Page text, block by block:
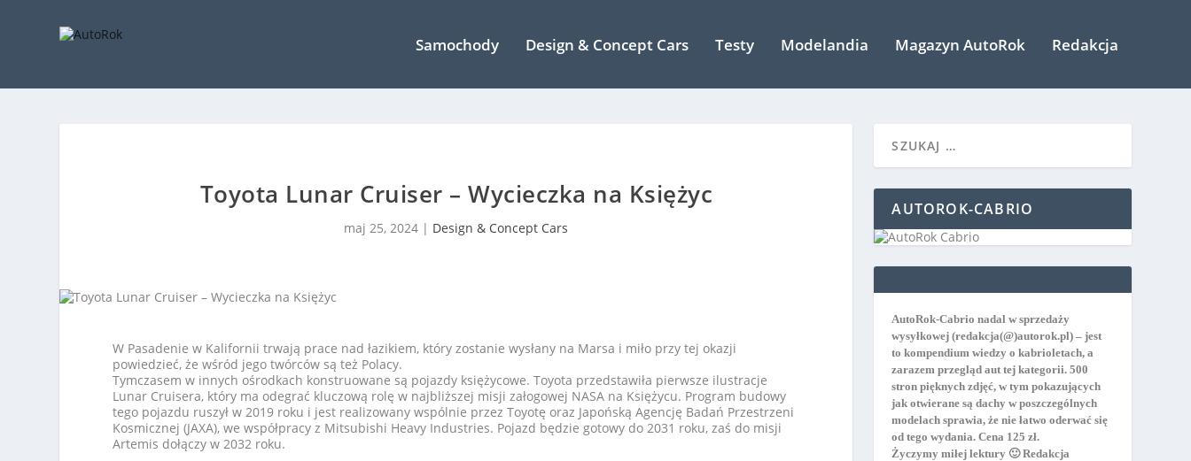
Samochody Design & Concept Cars Testy Modelandia Magazyn AutoRok Redakcja
Toyota Lunar Cruiser – Wycieczka na Księżyc
maj 25, 2024 | Design & Concept Cars
W Pasadenie w Kalifornii trwają prace nad łazikiem, który zostanie wysłany na Marsa i miło przy tej okazji
powiedzieć, że wśród jego twórców są też Polacy.
Tymczasem w innych ośrodkach konstruowane są pojazdy księżycowe. Toyota przedstawiła pierwsze ilustracje
Lunar Cruisera, który ma odegrać kluczową rolę w najbliższej misji załogowej NASA na Księżycu. Program budowy
tego pojazdu ruszył w 2019 roku i jest realizowany wspólnie przez Toyotę oraz Japońską Agencję Badań Przestrzeni
Kosmicznej (JAXA), we współpracy z Mitsubishi Heavy Industries. Pojazd będzie gotowy do 2031 roku, zaś do misji
Artemis dołączy w 2032 roku.
AUTOROK-CABRIO
AutoRok-Cabrio nadal w sprzedaży
wysyłkowej(redakcja(@)autorok.pl) – jest
to kompendium wiedzy o kabrioletach, a
zarazem przegląd aut tej kategorii. 500
stron pięknych zdjęć, w tym pokazujących
jak otwierane są dachy w poszczególnych
modelach sprawia, że nie łatwo oderwać się
od tego wydania. Cena 125 zł.
Życzymy miłej lektury 🙂 Redakcja